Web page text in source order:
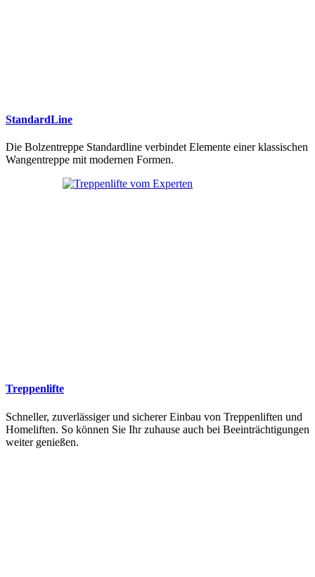
StandardLine
Die Bolzentreppe Standardline verbindet Elemente einer klassischen
Wangentreppe mit modernen Formen.
Treppenlifte
Schneller, zuverlässiger und sicherer Einbau von Treppenliften und
Homeliften. So können Sie Ihr zuhause auch bei Beeinträchtigungen
weiter genießen.